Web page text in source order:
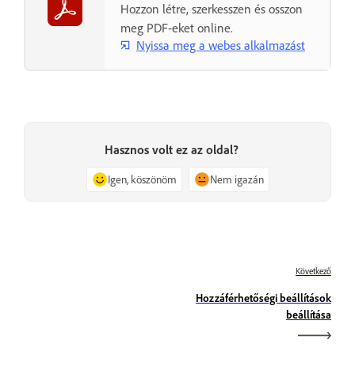
Hozzon létre, szerkesszen és osszon
meg PDF-eket online.
Nyissa meg a webes alkalmazást
Hasznos volt ez az oldal?
Igen, köszönöm Nem igazán
Következő
Hozzáférhetőségi beállítások
beállítása